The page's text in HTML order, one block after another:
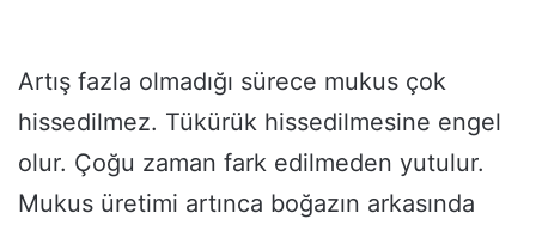
Artış fazla olmadığı sürece mukus çok
hissedilmez. Tükürük hissedilmesine engel
olur. Çoğu zaman fark edilmeden yutulur.
Mukus üretimi artınca boğazın arkasında